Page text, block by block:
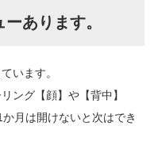
あります。
います。
ング【顔】や【背中】
月は開けないと次はでき